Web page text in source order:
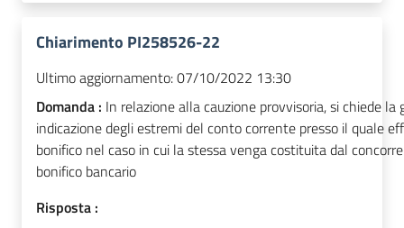
Chiarimento PI258526-22
Ultimo aggiornamento:07/10/2022 13:30
Domanda : In relazione alla cauzione provvisoria, si chiede la
indicazione degli estremi del conto corrente presso il quale
bonifico nel caso in cui la stessa venga costituita dal
bonifico bancario
Risposta :